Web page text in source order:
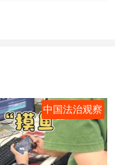
中国法治观察